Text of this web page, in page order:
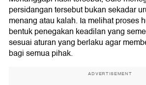
persidangan tersebut bukan sekadar
menang atau kalah. Ia melihat proses
bentuk penegakan keadilan yang
sesuai aturan yang berlaku agar
bagi semua pihak.
ADVERTISEMENT